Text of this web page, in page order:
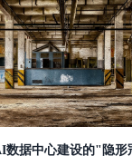
数据中心建设的"隐形